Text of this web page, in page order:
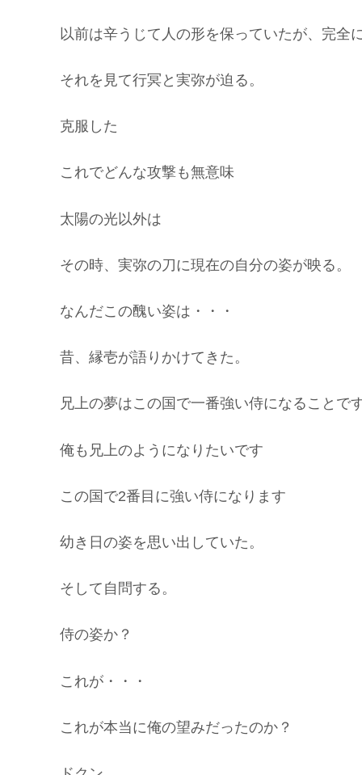
以前は辛うじて人の形を保っていたが、完全
それを見て行冥と実弥が迫る。
克服した
これでどんな攻撃も無意味
太陽の光以外は
その時、実弥の刀に現在の自分の姿が映る。
なんだこの醜い姿は・・・
昔、縁壱が語りかけてきた。
兄上の夢はこの国で一番強い侍になることで
俺も兄上のようになりたいです
この国で2番目に強い侍になります
幼き日の姿を思い出していた。
そして自問する。
侍の姿か？
これが・・・
これが本当に俺の望みだったのか？